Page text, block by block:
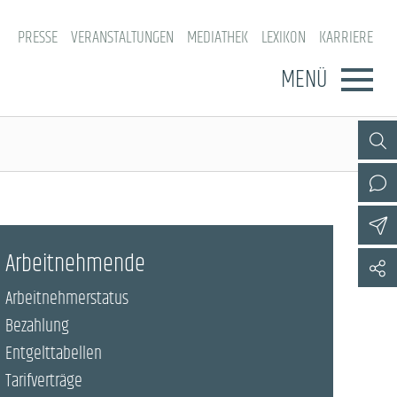
PRESSE VERANSTALTUNGEN MEDIATHEK LEXIKON KARRIERE
MENÜ
Arbeitnehmende
Arbeitnehmerstatus
Bezahlung
Entgelttabellen
Tarifverträge